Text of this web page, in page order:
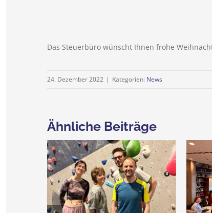
Das Steuerbüro wünscht Ihnen frohe
24. Dezember 2022 | Kategorien: News
Ähnliche Beiträge